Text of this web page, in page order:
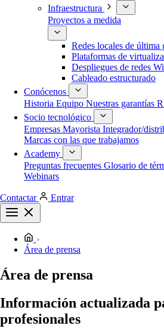
Infraestructura
Proyectos a medida
Redes locales de última
Plataformas de
Despliegues de redes
Cableado estructurado
Conócenos
Historia Equipo Nuestras garantías
Socio tecnológico
Empresas Mayorista Integrador/
Marcas con las que trabajamos
Academy
Preguntas frecuentes Glosario de
Webinars
Contactar Entrar
Área de prensa
Área de prensa
Información actualizada
profesionales